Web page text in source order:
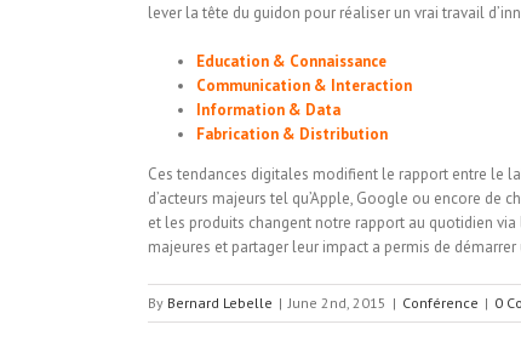
lever la tête du guidon pour réaliser un vrai travail
Education & Connaissance
Communication & Interaction
Information & Data
Fabrication & Distribution
Ces tendances digitales modifient le rapport entre le
d’acteurs majeurs tel qu’Apple, Google ou encore de
et les produits changent notre rapport au quotidien
majeures et partager leur impact a permis de
By Bernard Lebelle | June 2nd, 2015 | Conférence | 0